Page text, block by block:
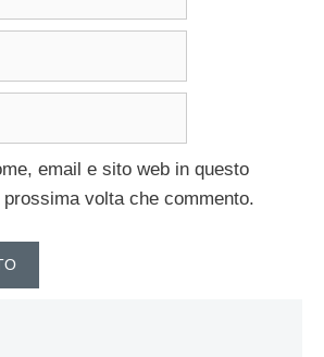
email e sito web in questo
volta che commento.